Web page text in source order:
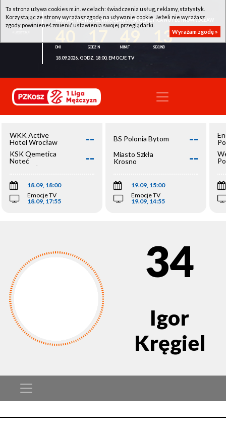
WKK ACTIVE HOTEL WROCŁAW - KSK QEMETICA NOTEĆ INOWROCŁAW
13
18.09.2026, GODZ. 18:00, EMOCJE TV
WKK Active
Hotel Wrocław
--
KSK Qemetica
Noteć
Inowrocław
--
18.09, 18:00
Emocje TV
18.09, 17:55
BS Polonia Bytom --
Miasto Szkła
Krosno
--
19.09, 15:00
Emocje TV
19.09, 14:55
34
Igor
Kręgiel
Ta strona używa cookies m.in. w celach: świadczenia usług, reklamy, statystyk.
Korzystając ze strony wyrażasz zgodę na używanie cookie. Jeżeli nie wyrażasz
zgody powinieneś zmienić ustawienia swojej przeglądarki.
Wyrażam zgodę »